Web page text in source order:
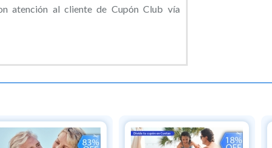
atención al cliente de Cupón Club vía